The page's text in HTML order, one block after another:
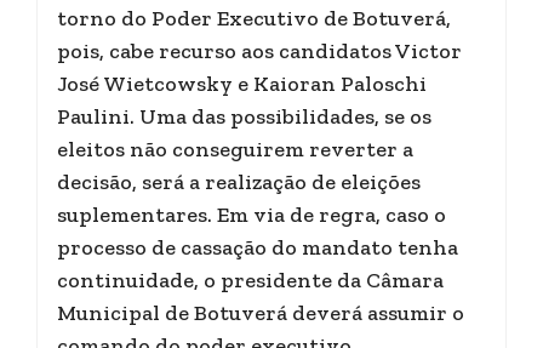
torno do Poder Executivo de Botuverá,
pois, cabe recurso aos candidatos Victor
José Wietcowsky e Kaioran Paloschi
Paulini. Uma das possibilidades, se os
eleitos não conseguirem reverter a
decisão, será a realização de eleições
suplementares. Em via de regra, caso o
processo de cassação do mandato tenha
continuidade, o presidente da Câmara
Municipal de Botuverá deverá assumir o